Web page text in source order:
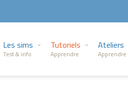
Les sims
Test & info
Tutoriels
Apprendre
Ateliers
Apprendre